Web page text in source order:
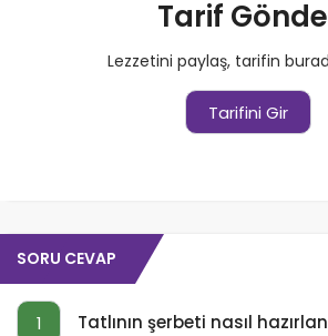
Tarif
Lezzetini paylaş, tarifin
Tarifini Gir
SORU CEVAP
1 Tatlının şerbeti nasıl